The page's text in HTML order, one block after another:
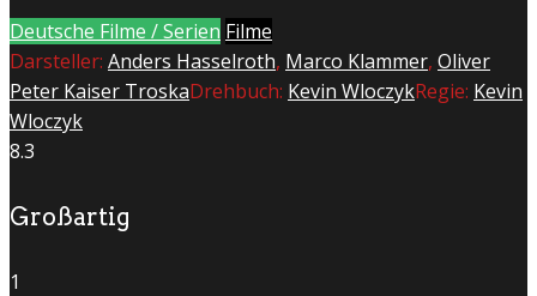
Deutsche Filme / Serien Filme
Darsteller: Anders Hasselroth, Marco Klammer, Oliver
Peter Kaiser TroskaDrehbuch: Kevin WloczykRegie: Kevin
Wloczyk
8.3
Großartig
1